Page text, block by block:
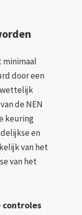
door een
de NEN
keuring
en
van het
van het
controles